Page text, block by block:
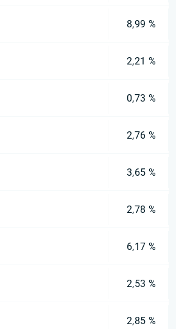
8,99 %
2,21 %
0,73 %
2,76 %
3,65 %
2,78 %
6,17 %
2,53 %
2,85 %